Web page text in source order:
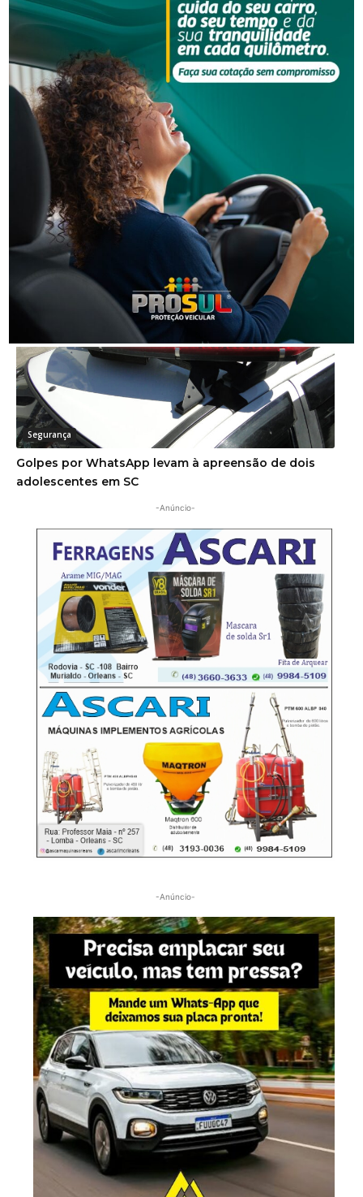
Segurança
Grave acidente na BR-101 envolvendo dois
caminhões deixa um motorista morto
Segurança
Corpo de homem é encontrado em rio
Segurança
Golpes por WhatsApp levam à apreensão de dois
adolescentes em SC
-Anúncio-
-Anúncio-